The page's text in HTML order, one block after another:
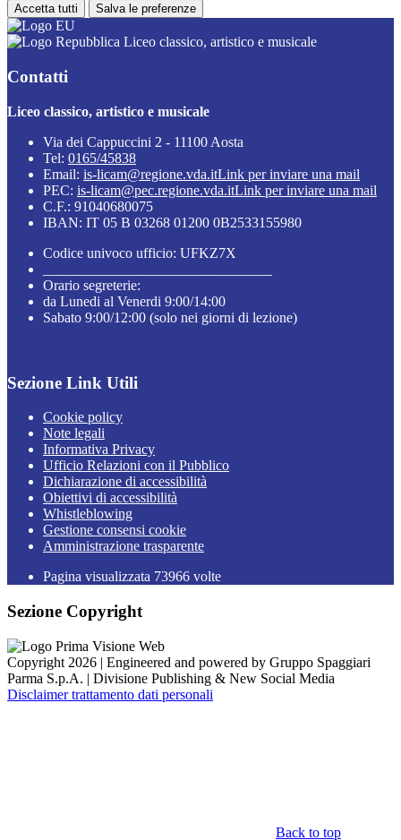
Accetta tutti Salva le preferenze
Liceo classico, artistico e musicale
Contatti
Liceo classico, artistico e musicale
Via dei Cappuccini 2 - 11100 Aosta
Tel: 0165/45838
Email: is-licam@regione.vda.itLink per inviare una mail
PEC: is-licam@pec.regione.vda.itLink per inviare una mail
C.F.: 91040680075
IBAN: IT 05 B 03268 01200 0B2533155980
Codice univoco ufficio: UFKZ7X
Orario segreterie:
da Lunedi al Venerdi 9:00/14:00
Sabato 9:00/12:00 (solo nei giorni di lezione)
Sezione Link Utili
Cookie policy
Note legali
Informativa Privacy
Ufficio Relazioni con il Pubblico
Dichiarazione di accessibilità
Obiettivi di accessibilità
Whistleblowing
Gestione consensi cookie
Amministrazione trasparente
Pagina visualizzata 73966 volte
Sezione Copyright
Copyright 2026 | Engineered and powered by Gruppo Spaggiari
Parma S.p.A. | Divisione Publishing & New Social Media
Disclaimer trattamento dati personali
Back to top